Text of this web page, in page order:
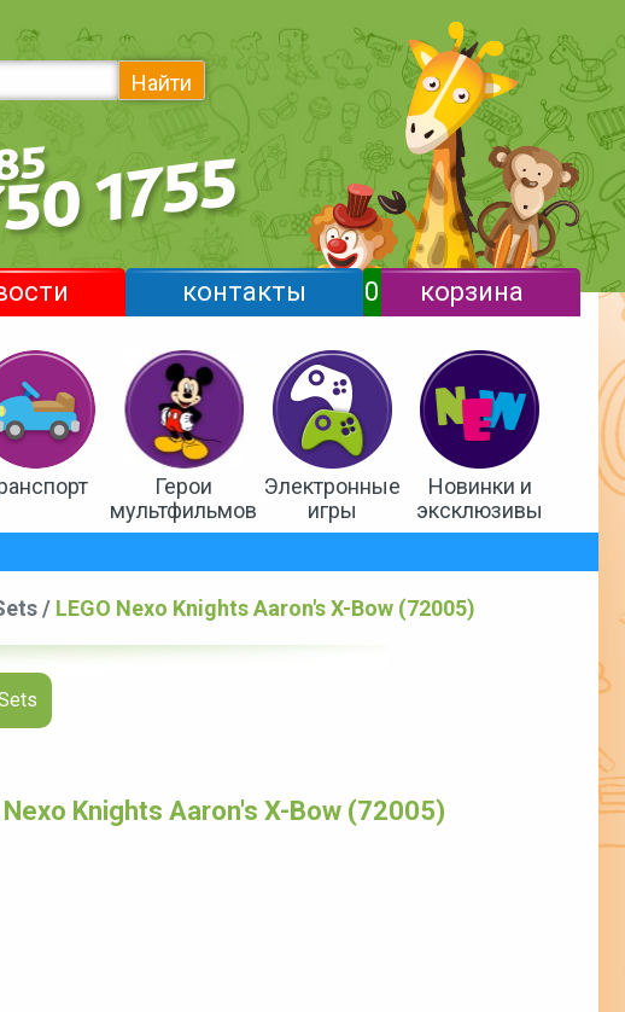
Найти
контакты 0 корзина
Герои
мультфильмов
Электронные
игры
Новинки и
эксклюзивы
/ LEGO Nexo Knights Aaron's X-Bow (72005)
Nexo Knights Aaron's X-Bow (72005)